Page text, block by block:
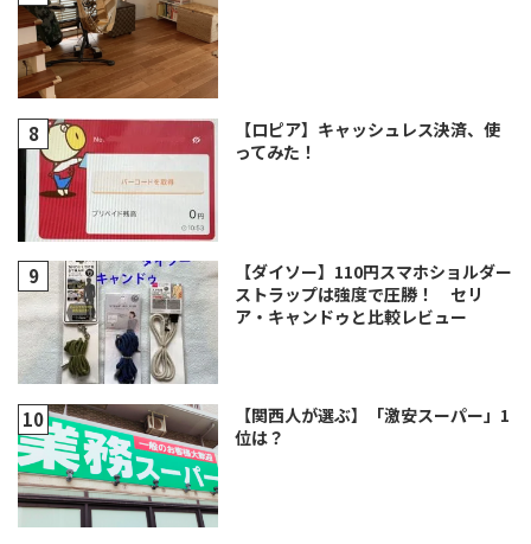
【ロピア】キャッシュレス決済、使
ってみた！
【ダイソー】110円スマホショルダー
ストラップは強度で圧勝！ セリ
ア・キャンドゥと比較レビュー
【関西人が選ぶ】「激安スーパー」1
位は？